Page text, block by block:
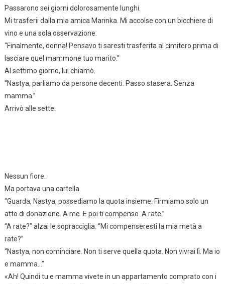
Passarono sei giorni dolorosamente lunghi.
Mi trasferii dalla mia amica Marinka. Mi accolse con un bicchiere di
vino e una sola osservazione:
“Finalmente, donna! Pensavo ti saresti trasferita al cimitero prima di
lasciare quel mammone tuo marito.”
Al settimo giorno, lui chiamò.
“Nastya, parliamo da persone decenti. Passo stasera. Senza
mamma.”
Arrivò alle sette.
Nessun fiore.
Ma portava una cartella.
“Guarda, Nastya, possediamo la quota insieme. Firmiamo solo un
atto di donazione. A me. E poi ti compenso. A rate.”
“A rate?” alzai le sopracciglia. “Mi compenseresti la mia metà a
rate?”
“Nastya, non cominciare. Non ti serve quella quota. Non vivrai lì. Ma io
e mamma…”
«Ah! Quindi tu e mamma vivete in un appartamento comprato con i